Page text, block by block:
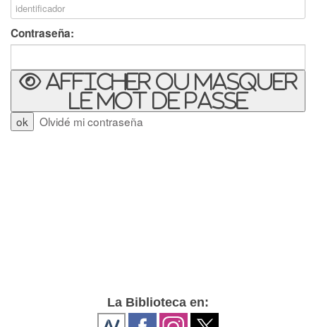
Contraseña:
Afficher ou masquer
le mot de passe
Olvidé mi contraseña
La Biblioteca en: